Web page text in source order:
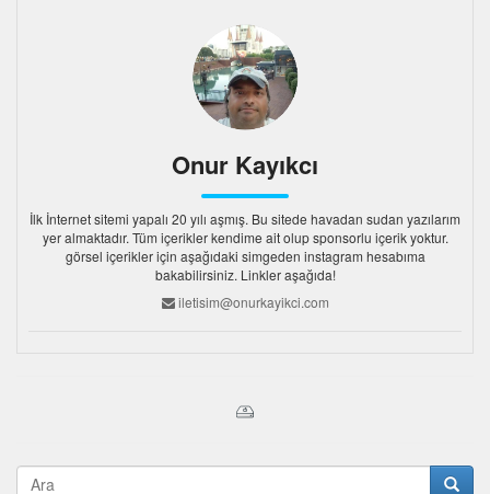
Onur Kayıkcı
İlk İnternet sitemi yapalı 20 yılı aşmış. Bu sitede havadan sudan yazılarım
yer almaktadır. Tüm içerikler kendime ait olup sponsorlu içerik yoktur.
görsel içerikler için aşağıdaki simgeden instagram hesabıma
bakabilirsiniz. Linkler aşağıda!
iletisim@onurkayikci.com